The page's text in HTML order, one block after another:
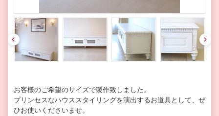
pre
v
nex
t
お客様のご希望のサイズで製作致しました。
プリンセスなハウススタイリングを演出するお道具として、ぜ
ひお使いくださいませ。